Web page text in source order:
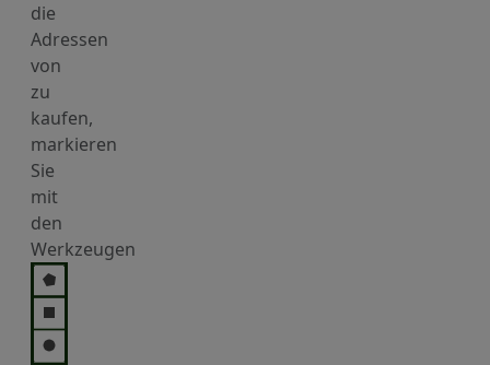
die
Adressen
von
zu
kaufen,
markieren
Sie
mit
den
Werkzeugen